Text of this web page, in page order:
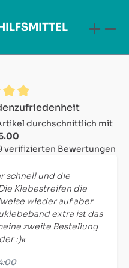
von 4.9 von 5 Sternen
durchschnittlich mit
verifizierten Bewertungen
schnell und die
Klebestreifen die
wieder auf aber
extra ist das
zweite Bestellung
:)«